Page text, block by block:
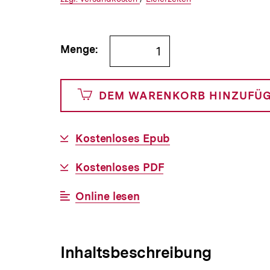
€
und
0
Cents
Versandkosten
Bestellmenge
angeben
Menge:
DEM WARENKORB
Download-
Kostenloses Epub
Download-
Kostenloses PDF
Interner
Online lesen
Inhaltsbeschreibung